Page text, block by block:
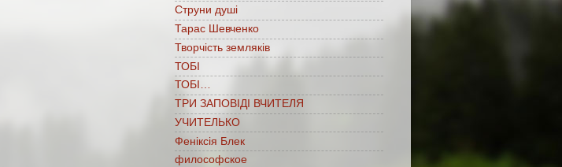
Струни душі
Тарас Шевченко
Творчість земляків
ТОБІ
ТОБІ…
ТРИ ЗАПОВІДІ ВЧИТЕЛЯ
УЧИТЕЛЬКО
Феніксія Блек
философское